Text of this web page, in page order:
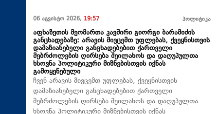
06 აგვისტო 2026, 19:57 პოლიტიკა
აფხაზეთის მეომართა კავშირი გიორგი ბარამიძის
განცხადებაზე: არავის მივცემთ უფლებას, ქვეყნისთვის
დამაზიანებელი განცხადებებით ქართველი
მებრძოლების ღირსება შეილახოს და დაღუპულთა
ხსოვნა პოლიტიკური მიზნებისთვის იქნას
გამოყენებული
ჩვენ არავის მივცემთ უფლებას, ქვეყნისთვის
დამაზიანებელი განცხადებებით ქართველი
მებრძოლების ღირსება შეილახოს და დაღუპულთა
ხსოვნა პოლიტიკური მიზნებისთვის იქნას